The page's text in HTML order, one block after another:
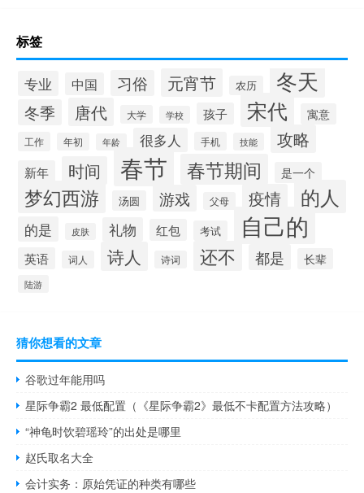
标签
专业 中国 习俗 元宵节 农历 冬天
冬季 唐代 大学 学校 孩子 宋代 寓意
工作 年初 年龄 很多人 手机 技能 攻略
新年 时间 春节 春节期间 是一个
梦幻西游 汤圆 游戏 父母 疫情 的人
的是 皮肤 礼物 红包 考试 自己的
英语 词人 诗人 诗词 还不 都是 长辈
陆游
猜你想看的文章
谷歌过年能用吗
星际争霸2 最低配置（《星际争霸2》最低不卡配置方法攻略）
“神龟时饮碧瑶玲”的出处是哪里
赵氏取名大全
会计实务：原始凭证的种类有哪些